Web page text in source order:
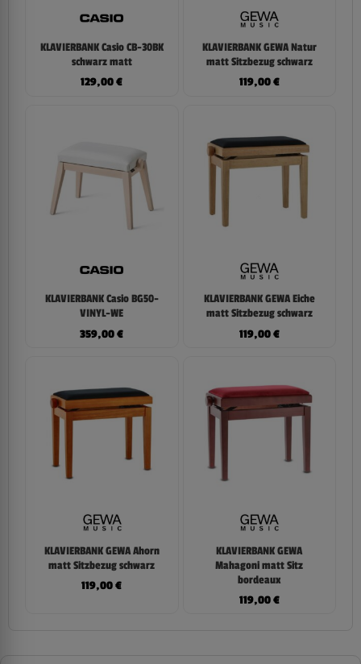
KLAVIERBANK Casio CB-30BK
schwarz matt
129,00€
KLAVIERBANK GEWA Natur
matt Sitzbezug schwarz
119,00€
KLAVIERBANK Casio BG50-
VINYL-WE
359,00€
KLAVIERBANK GEWA Eiche
matt Sitzbezug schwarz
119,00€
KLAVIERBANK GEWA Ahorn
matt Sitzbezug schwarz
119,00€
KLAVIERBANK GEWA
Mahagoni matt Sitz
bordeaux
119,00€